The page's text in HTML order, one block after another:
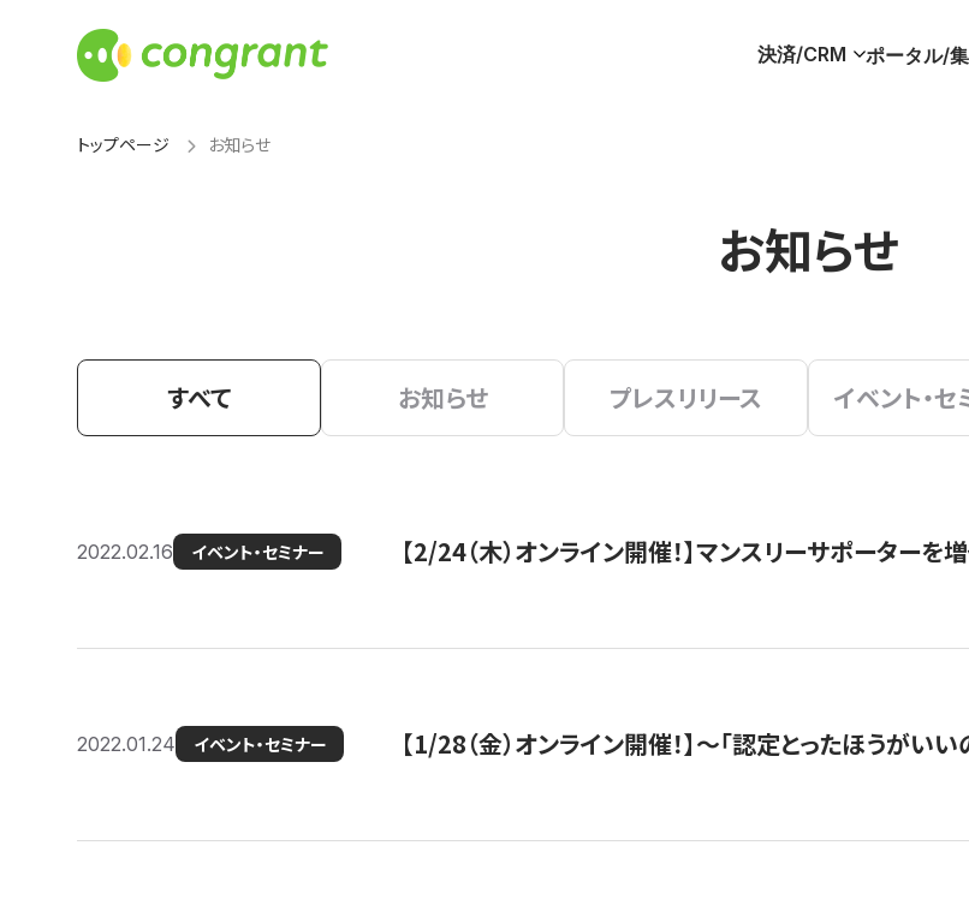
決済/CRM ポータル/
トップページ お知らせ
お知らせ
すべて お知らせ プレスリリース イベント・セ
2022.02.16 イベント・セミナー 【2/24（木）オンライン開催！】マンスリーサポータ
2022.01.24 イベント・セミナー 【1/28（金）オンライン開催！】〜「認定とったほうがい